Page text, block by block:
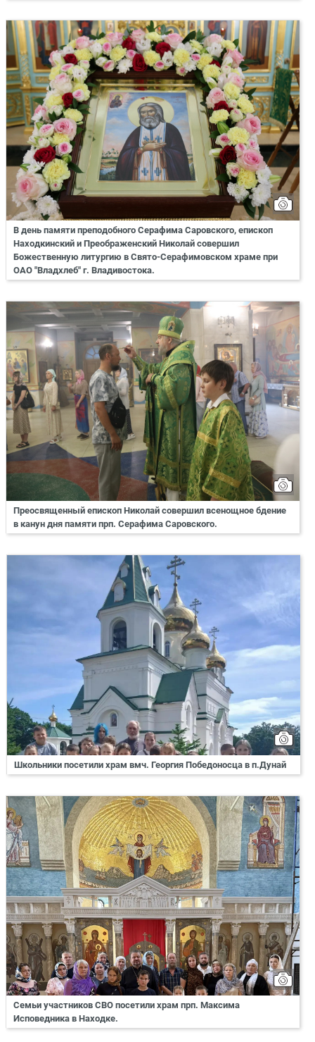
В день памяти преподобного Серафима Саровского, епископ
Находкинский и Преображенский Николай совершил
Божественную литургию в Свято-Серафимовском храме при
ОАО "Владхлеб" г. Владивостока.
Преосвященный епископ Николай совершил всенощное бдение
в канун дня памяти прп. Серафима Саровского.
Школьники посетили храм вмч. Георгия Победоносца в п.Дунай
Семьи участников СВО посетили храм прп. Максима
Исповедника в Находке.